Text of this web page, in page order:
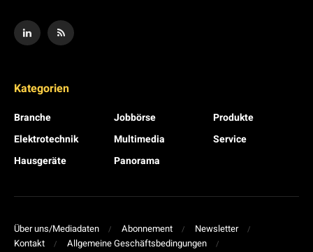
Kategorien
Branche
Elektrotechnik
Hausgeräte
Jobbörse
Multimedia
Panorama
Produkte
Service
Über uns/Mediadaten Abonnement
Newsletter
Kontakt
Allgemeine Geschäftsbedingungen